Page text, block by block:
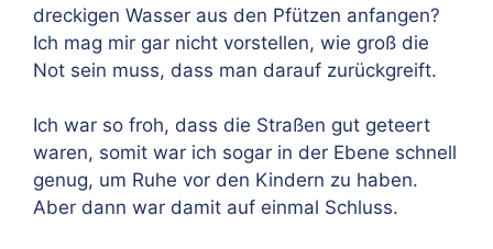
dreckigen Wasser aus den Pfützen anfangen?
Ich mag mir gar nicht vorstellen, wie groß die
Not sein muss, dass man darauf zurückgreift.
Ich war so froh, dass die Straßen gut geteert
waren, somit war ich sogar in der Ebene schnell
genug, um Ruhe vor den Kindern zu haben.
Aber dann war damit auf einmal Schluss.